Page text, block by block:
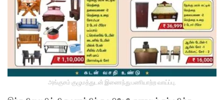
அங்குசம் குழுமத்துடன் இணைந்து பணியாற்ற வாய்ப்பு.